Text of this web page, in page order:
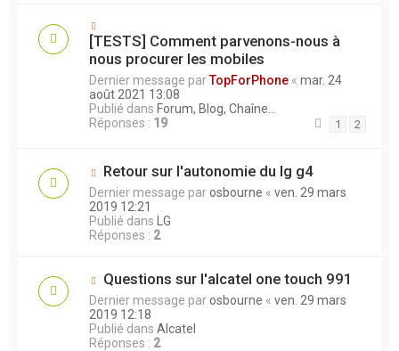
[TESTS] Comment parvenons-nous à
nous procurer les mobiles
Dernier message parTopForPhone « mar. 24
août 2021 13:08
Publié dans Forum, Blog, Chaîne...
Réponses : 19 1 2
Retour sur l'autonomie du lg g4
Dernier message parosbourne « ven. 29 mars
2019 12:21
Publié dans
LG
Réponses : 2
Questions sur l'alcatel one touch 991
Dernier message parosbourne « ven. 29 mars
2019 12:18
Publié dans Alcatel
Réponses : 2